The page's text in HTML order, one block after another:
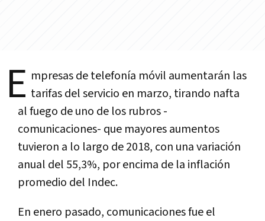
E mpresas de telefonía móvil aumentarán las
tarifas del servicio en marzo, tirando nafta
al fuego de uno de los rubros -
comunicaciones- que mayores aumentos
tuvieron a lo largo de 2018, con una variación
anual del 55,3%, por encima de la inflación
promedio del Indec.
En enero pasado, comunicaciones fue el